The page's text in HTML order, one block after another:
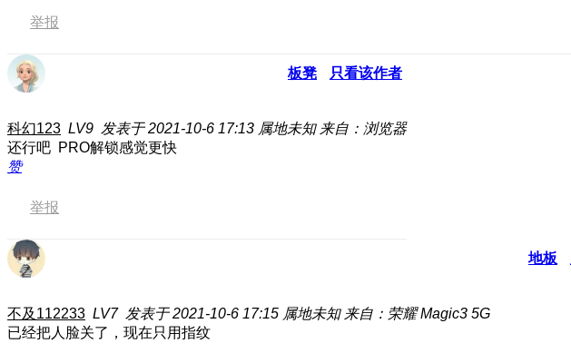
举报
板凳 只看该作者
科幻123 LV9 发表于 2021-10-6 17:13 属地未知 来自：浏览器
还行吧 PRO解锁感觉更快
赞
举报
地板
不及112233 LV7 发表于 2021-10-6 17:15 属地未知 来自：荣耀 Magic3 5G
已经把人脸关了，现在只用指纹